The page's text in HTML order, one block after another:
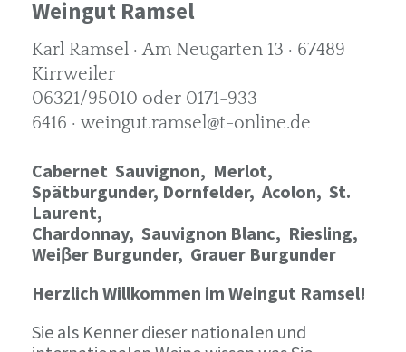
Weingut Ramsel
Karl Ramsel · Am Neugarten 13 · 67489
Kirrweiler
06321/95010 oder 0171-933
6416 · weingut.ramsel@t-online.de
Cabernet Sauvignon, Merlot,
Spätburgunder, Dornfelder, Acolon, St.
Laurent,
Chardonnay, Sauvignon Blanc, Riesling,
Weiβer Burgunder, Grauer Burgunder
Herzlich Willkommen im Weingut Ramsel!
Sie als Kenner dieser nationalen und